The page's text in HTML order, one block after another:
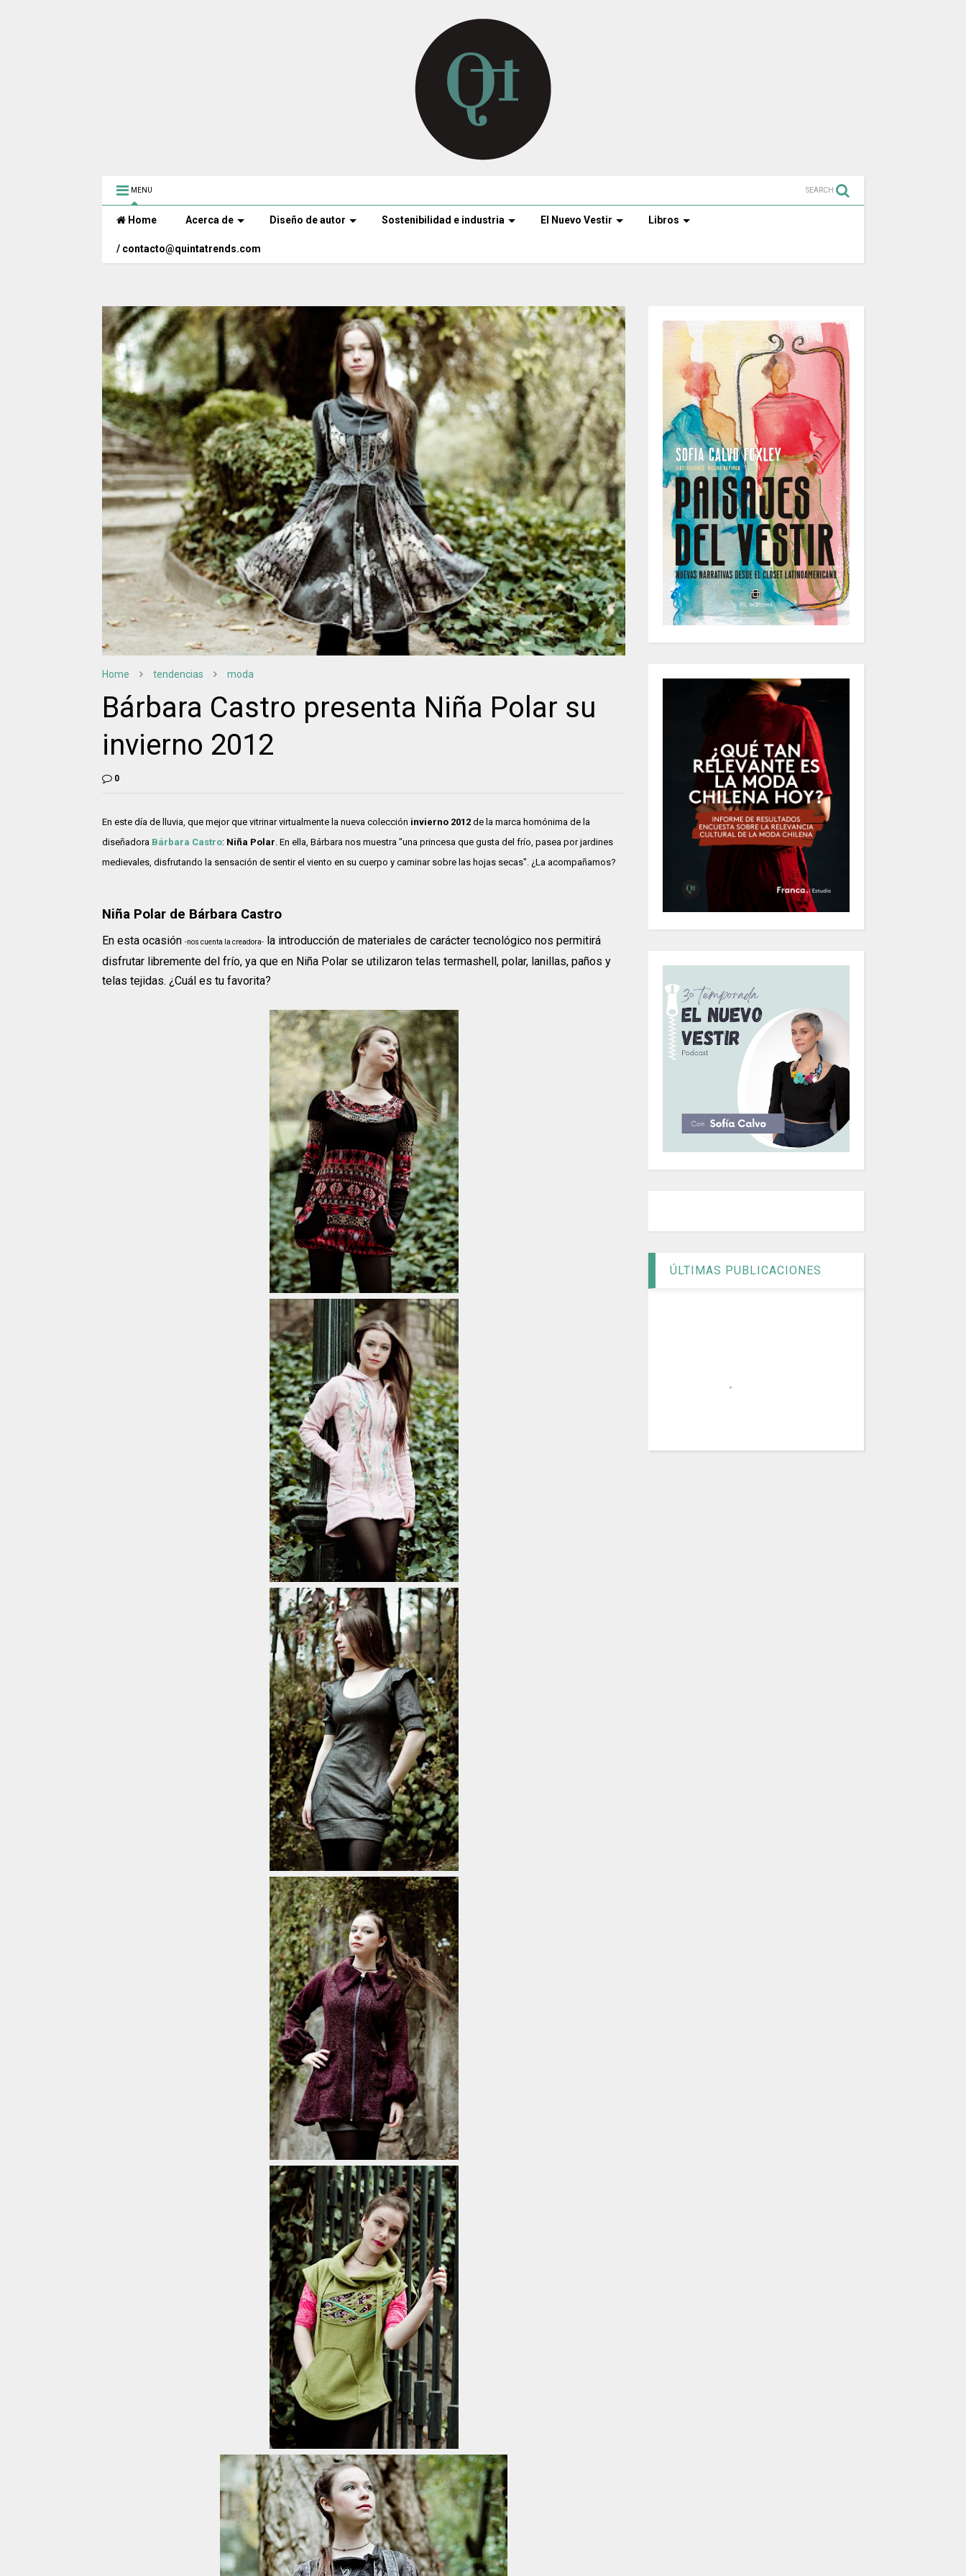
MENU SEARCH
Home Acerca de Diseño de autor Sostenibilidad e industria El Nuevo Vestir Libros
/ contacto@quintatrends.com
Home tendencias moda
Bárbara Castro presenta Niña Polar su
invierno 2012
0
En este día de lluvia, que mejor que vitrinar virtualmente la nueva colección invierno 2012 de la marca homónima de la
diseñadora Bárbara Castro: Niña Polar . En ella, Bárbara nos muestra "una princesa que gusta del frío, pasea por jardines
medievales, disfrutando la sensación de sentir el viento en su cuerpo y caminar sobre las hojas secas". ¿La acompañamos?
Niña Polar de Bárbara Castro
En esta ocasión -nos cuenta la creadora- la introducción de materiales de carácter tecnológico nos permitirá
disfrutar libremente del frío, ya que en Niña Polar se utilizaron telas termashell, polar, lanillas, paños y
telas tejidas. ¿Cuál es tu favorita?
ÚLTIMAS PUBLICACIONES